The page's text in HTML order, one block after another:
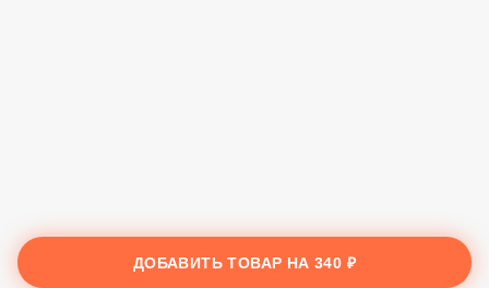
ДОБАВИТЬ ТОВАР НА340 ₽